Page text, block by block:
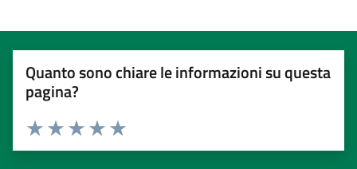
Quanto sono chiare le informazioni su questa
pagina?
Valuta 5 stelle su 5
Valuta 4 stelle su 5
Valuta 3 stelle su 5
Valuta 2 stelle su 5
Valuta 1 stelle su 5